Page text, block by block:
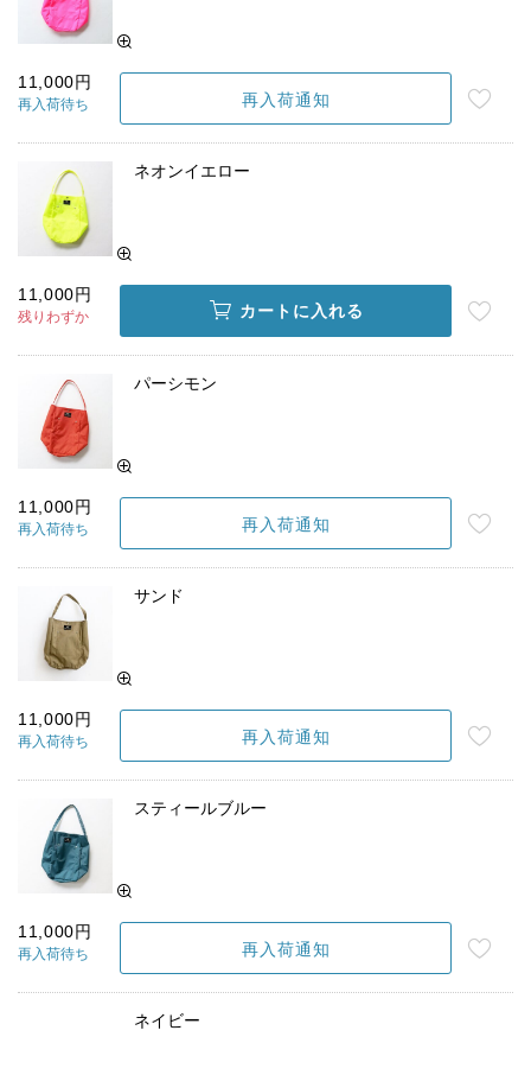
11,000円
再入荷待ち 再入荷通知
ネオンイエロー
11,000円
残りわずか カートに入れる
パーシモン
11,000円
再入荷待ち 再入荷通知
サンド
11,000円
再入荷待ち 再入荷通知
スティールブルー
11,000円
再入荷待ち 再入荷通知
ネイビー